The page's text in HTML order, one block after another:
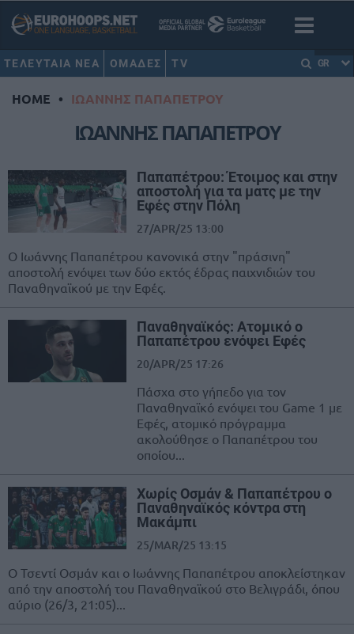
ΤΕΛΕΥΤΑΙΑ ΝΕΑ ΟΜΑΔΕΣ TV GR
HOME • ΙΩΑΝΝΗΣ ΠΑΠΑΠΕΤΡΟΥ
ΙΩΑΝΝΗΣ ΠΑΠΑΠΕΤΡΟΥ
Παπαπέτρου: Έτοιμος και στην
αποστολή για τα ματς με την
Εφές στην Πόλη
27/APR/25 13:00
Ο Ιωάννης Παπαπέτρου κανονικά στην "πράσινη"
αποστολή ενόψει των δύο εκτός έδρας παιχνιδιών του
Παναθηναϊκού με την Εφές.
Παναθηναϊκός: Ατομικό ο
Παπαπέτρου ενόψει Εφές
20/APR/25 17:26
Πάσχα στο γήπεδο για τον
Παναθηναϊκό ενόψει του Game 1 με
Εφές, ατομικό πρόγραμμα
ακολούθησε ο Παπαπέτρου του
οποίου...
Χωρίς Οσμάν & Παπαπέτρου ο
Παναθηναϊκός κόντρα στη
Μακάμπι
25/MAR/25 13:15
O Τσεντί Οσμάν και ο Ιωάννης Παπαπέτρου αποκλείστηκαν
από την αποστολή του Παναθηναϊκού στο Βελιγράδι, όπου
αύριο (26/3, 21:05)...